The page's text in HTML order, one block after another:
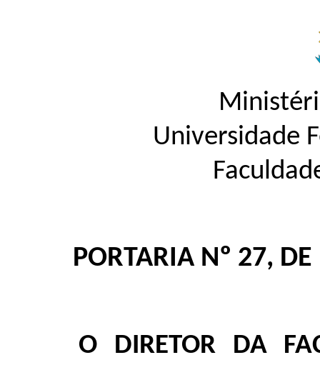
Universidade
PORTARIA Nº 27,
O DIRETOR DA